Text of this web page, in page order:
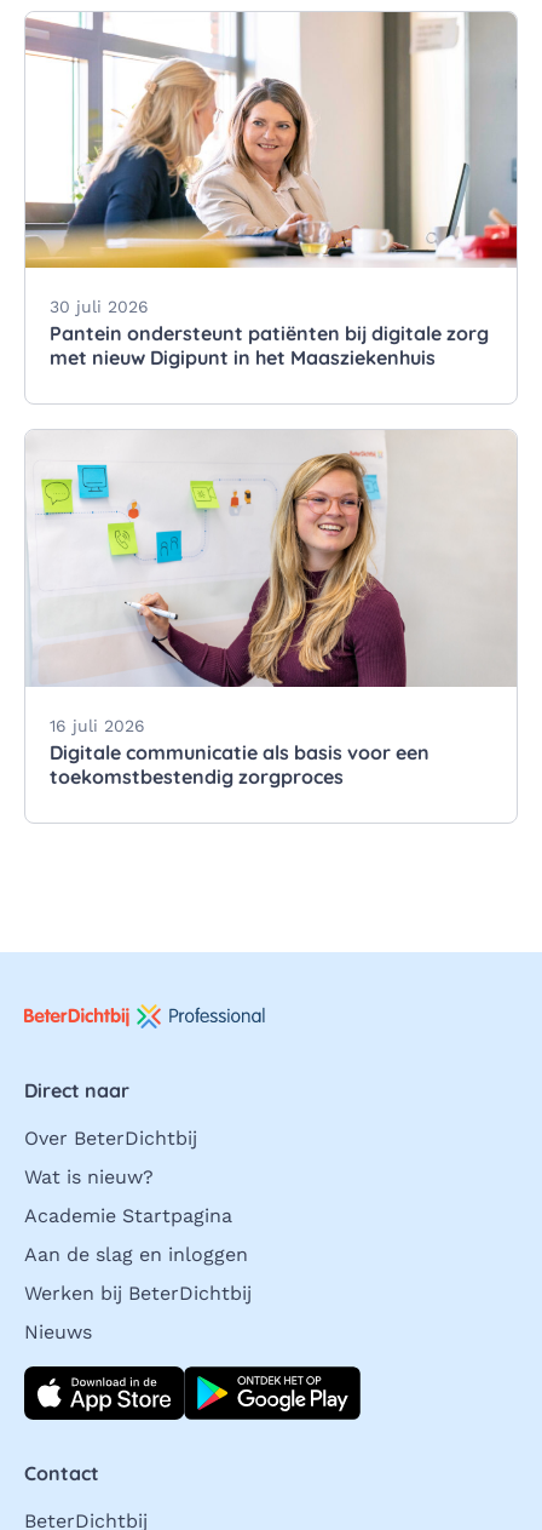
30 juli 2026
Pantein ondersteunt patiënten bij digitale zorg
met nieuw Digipunt in het Maasziekenhuis
16 juli 2026
Digitale communicatie als basis voor een
toekomstbestendig zorgproces
Direct naar
Over BeterDichtbij
Wat is nieuw?
Academie Startpagina
Aan de slag en inloggen
Werken bij BeterDichtbij
Nieuws
Download direct
Contact
BeterDichtbij